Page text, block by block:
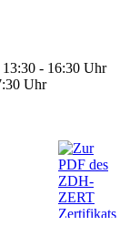
- 16:30 Uhr
Uhr